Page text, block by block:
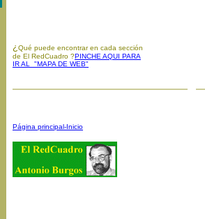
¿ Qué puede encontrar en cada sección
de El RedCuadro ?PINCHE AQUI PARA
IR AL "MAPA DE WEB"
Página principal-Inicio